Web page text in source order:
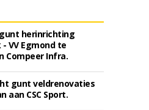
herinrichting
VV Egmond te
Compeer Infra.
gunt veldrenovaties
aan CSC Sport.